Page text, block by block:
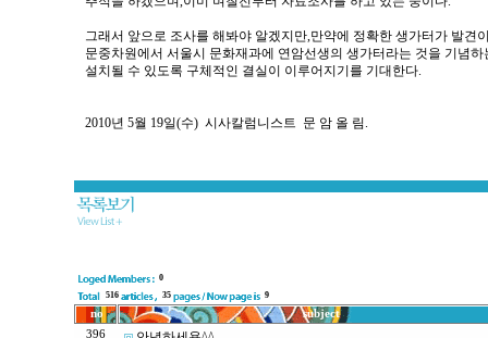
그래서 앞으로 조사를 해봐야 알겠지만,만약에 정확한 생가터가 발견
문중차원에서 서울시 문화재과에 연암선생의 생가터라는 것을 기념하
설치될 수 있도록 구체적인 결실이 이루어지기를 기대한다.
2010년 5월 19일(수) 시사칼럼니스트 문 암 올 림.
0
516
35 9
no
subject
396